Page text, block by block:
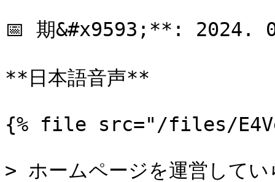
📅 期&#x9593;**:
**日本語音声**
{% file src="/files/
> ホームページを運営して